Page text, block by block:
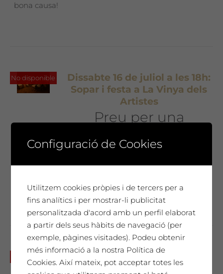
bona causa!
No disponible
Dissabte 16 de juliol a les 18h:
Sopar i festa a La Vinya dels
Artistes
Preu per una
persona 35€ €
l'estiu!
Dissabte 17 de juny a les 19h:
Sopar i festa a La Vinya dels
Configuració de Cookies
Utilitzem cookies pròpies i de tercers per a
fins analítics i per mostrar-li publicitat
personalitzada d'acord amb un perfil elaborat
a partir dels seus hàbits de navegació (per
exemple, pàgines visitades). Podeu obtenir
més informació a la nostra Política de
Cookies. Així mateix, pot acceptar totes les